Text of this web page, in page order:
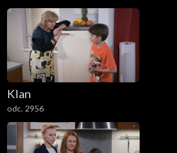
Klan
odc. 2956